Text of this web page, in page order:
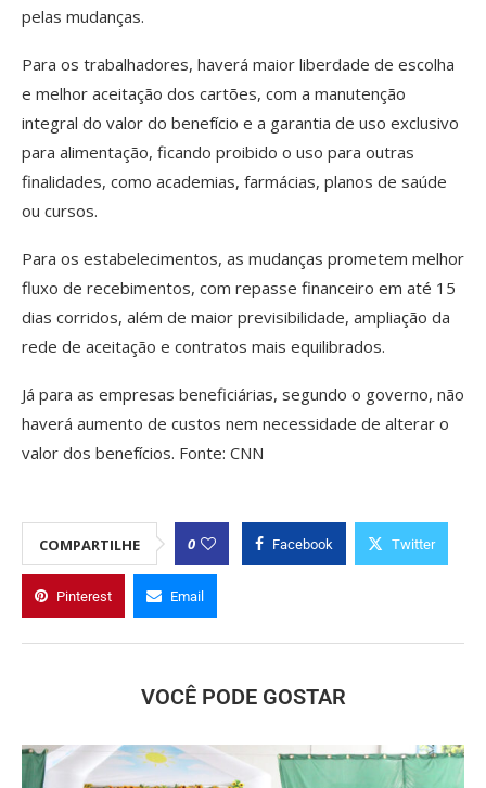
pelas mudanças.
Para os trabalhadores, haverá maior liberdade de escolha
e melhor aceitação dos cartões, com a manutenção
integral do valor do benefício e a garantia de uso exclusivo
para alimentação, ficando proibido o uso para outras
finalidades, como academias, farmácias, planos de saúde
ou cursos.
Para os estabelecimentos, as mudanças prometem melhor
fluxo de recebimentos, com repasse financeiro em até 15
dias corridos, além de maior previsibilidade, ampliação da
rede de aceitação e contratos mais equilibrados.
Já para as empresas beneficiárias, segundo o governo, não
haverá aumento de custos nem necessidade de alterar o
valor dos benefícios. Fonte: CNN
COMPARTILHE 0 Facebook Twitter
Pinterest Email
VOCÊ PODE GOSTAR